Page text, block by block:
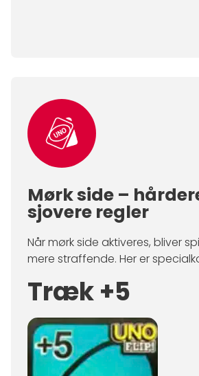
Mørk side –
sjovere regler
Når mørk side aktiveres, bliver
mere straffende. Her er
Træk +5